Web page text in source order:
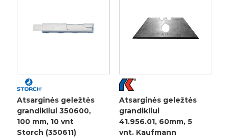
Atsarginės geležtės
grandikliui 350600,
100 mm, 10 vnt
Storch (350611)
Atsarginės geležtės
grandikliui
41.956.01, 60mm, 5
vnt. Kaufmann